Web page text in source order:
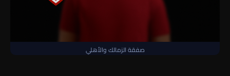
صفقة الزمالك والأهلي